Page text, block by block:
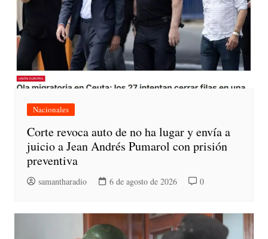
Nacionales
Corte revoca auto de no ha lugar y envía a
juicio a Jean Andrés Pumarol con prisión
preventiva
samantharadio 6 de agosto de 2026 0